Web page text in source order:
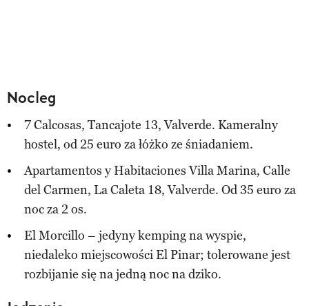
Nocleg
7 Calcosas, Tancajote 13, Valverde. Kameralny
hostel, od 25 euro za łóżko ze śniadaniem.
Apartamentos y Habitaciones Villa Marina, Calle
del Carmen, La Caleta 18, Valverde. Od 35 euro za
noc za 2 os.
El Morcillo – jedyny kemping na wyspie,
niedaleko miejscowości El Pinar; tolerowane jest
rozbijanie się na jedną noc na dziko.